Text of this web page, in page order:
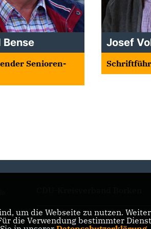
Bense
Senioren-
Josef
CDU NRW
um die Webseite zu nutzen.
die Verwendung bestimmter